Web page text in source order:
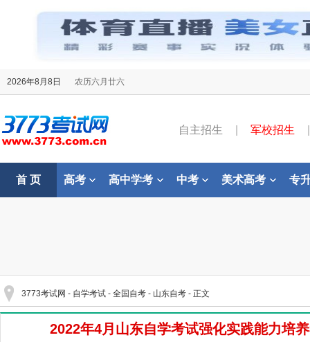
2026年8月8日 农历六月廿六
自主招生 军校招生
首 页 高考 高中学考 中考 美术高考 专
3773考试网 - 自学考试 - 全国自考 - 山东自考 - 正文
2022年4月山东自学考试强化实践能力培